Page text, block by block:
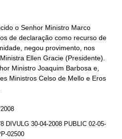
o Senhor Ministro Marco
de declaração como recurso de
negou provimento, nos
Ellen Gracie (Presidente).
Ministro Joaquim Barbosa e,
Ministros Celso de Mello e Eros
DIVULG 30-04-2008 PUBLIC 02-05-
02500